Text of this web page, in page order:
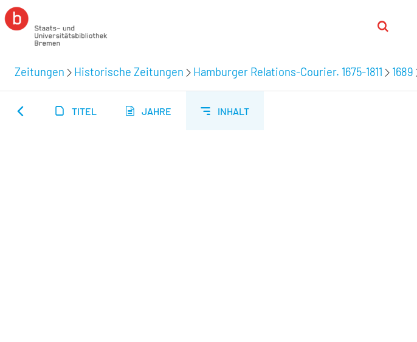
Zeitungen Historische Zeitungen Hamburger Relations-Courier. 1675-1811 1689
TITEL JAHRE INHALT